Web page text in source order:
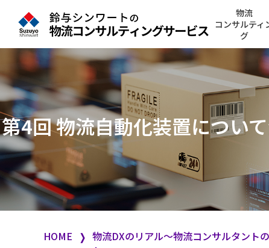
物流
コンサルティ
グ
第4回 物流自動化装置につい
HOME ❭ 物流DXのリアル～物流コンサルタント